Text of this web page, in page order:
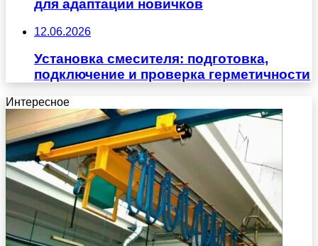
для адаптации новичков
12.06.2026
Установка смесителя: подготовка,
подключение и проверка герметичности
Интересное